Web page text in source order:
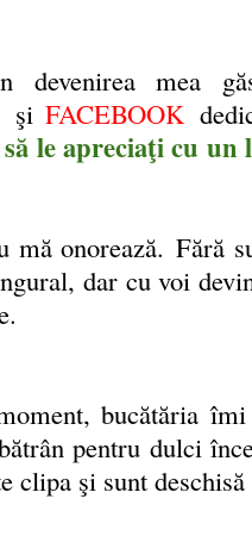
devenirea mea
şiFACEBOOK
să le apreciaţi cu un
mă onorează.Fără
dar cu voi
bucătăriaîmi
pentru dulci
clipa şi sunt